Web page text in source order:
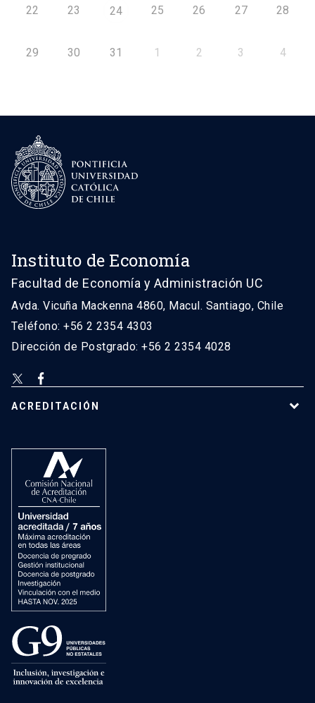
22 23 24 25 26 27 28
29 30 31 1 2 3 4
Instituto de Economía
Facultad de Economía y Administración UC
Avda. Vicuña Mackenna 4860, Macul. Santiago, Chile
Teléfono: +56 2 2354 4303
Dirección de Postgrado: +56 2 2354 4028
ACREDITACIÓN